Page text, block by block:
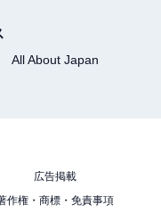
All About Japan
広告掲載
作権・商標・免責事項